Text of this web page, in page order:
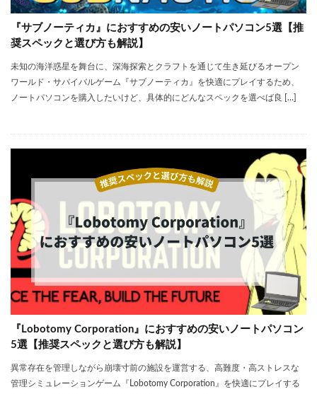
『サブノーティカ』におすすめの安いノートパソコン5選【推
奨スペックと選び方も解説】
未知の海洋惑星を舞台に、深海探索とクラフトを通じて生き延びるオープン
ワールド・サバイバルゲーム『サブノーティカ』を快適にプレイするため、
ノートパソコンを購入したいけど、具体的にどんなスペックを選べば良 […]
『Lobotomy Corporation』におすすめの安いノートパソコン
5選【推奨スペックと選び方も解説】
異常存在を管理しながら崩壊寸前の施設を運営する、高難度・高ストレスな
管理シミュレーションゲーム『Lobotomy Corporation』を快適にプレイする